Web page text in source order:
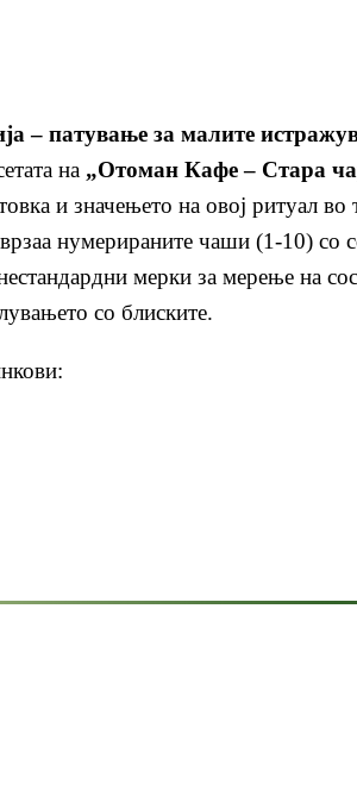
– патување за малите
на „Отоман Кафе – Стара
и значењето на овој ритуал во
нумерираните чаши (1-10) со
мерки за мерење на
со блиските.